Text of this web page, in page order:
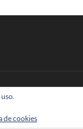
los derechos reservados
de cookies